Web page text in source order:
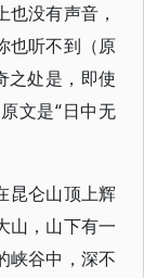
没有声音，
也听不到（原
之处是，即使
文是“日中无
昆仑山顶上辉
山，山下有一
峡谷中，深不